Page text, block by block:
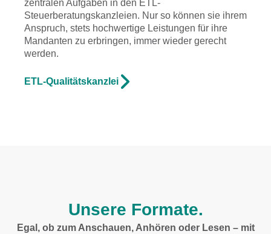
zentralen Aufgaben in den ETL-
Steuerberatungskanzleien. Nur so können sie ihrem
Anspruch, stets hochwertige Leistungen für ihre
Mandanten zu erbringen, immer wieder gerecht
werden.
ETL-Qualitätskanzlei
Unsere Formate.
Egal, ob zum Anschauen, Anhören oder Lesen – mit